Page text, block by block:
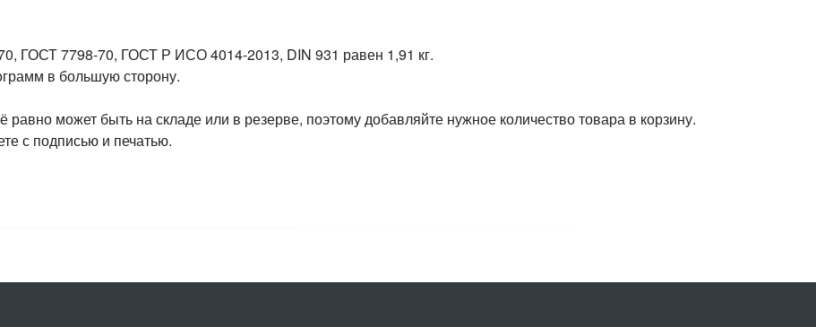
ГОСТ 7798-70, ГОСТ Р ИСО 4014-2013, DIN 931 равен 1,91 кг.
в большую сторону.
равно может быть на складе или в резерве, поэтому добавляйте нужное количество товара в корзину.
с подписью и печатью.